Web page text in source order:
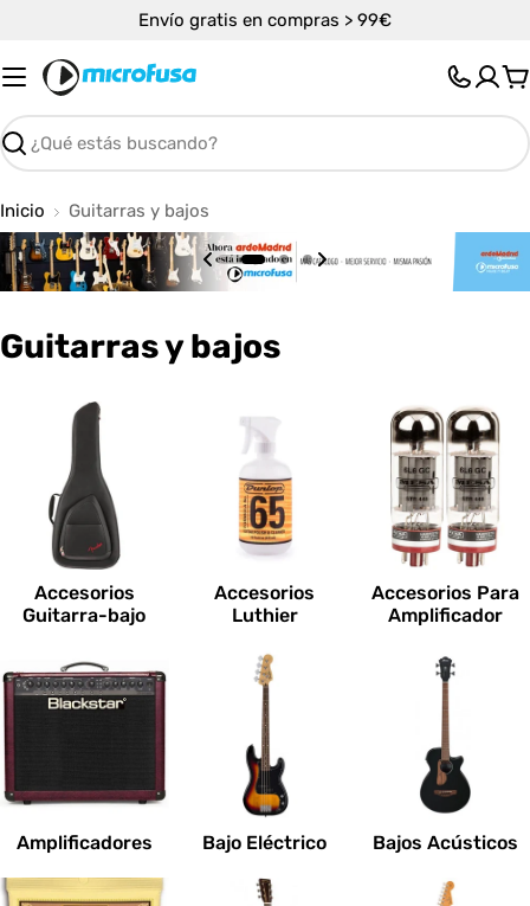
contenido
Envío gratis en compras > 99€
Buscar
Inicio Guitarras y bajos
C
e
s
:
Guitarras y bajos
Accesorios
Guitarra-bajo
Accesorios
Luthier
Accesorios Para
Amplificador
Amplificadores Bajo Eléctrico Bajos Acústicos